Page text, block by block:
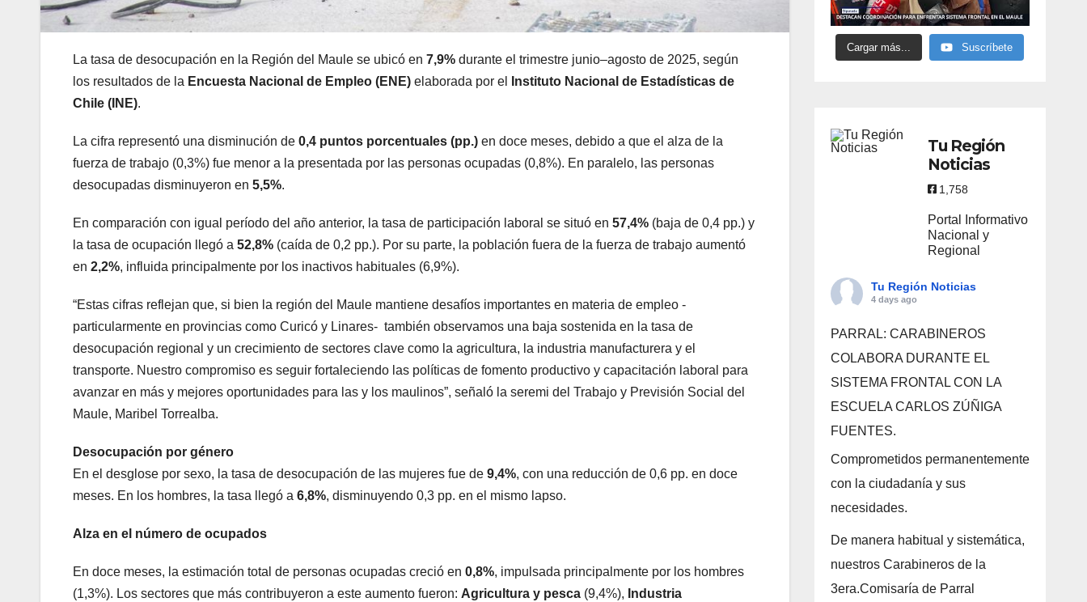
La tasa de desocupación en la Región del Maule se ubicó en 7,9% durante el trimestre junio–agosto de 2025, según
los resultados de la Encuesta Nacional de Empleo (ENE) elaborada por el
Instituto Nacional de Estadísticas de
Chile (INE).
La cifra representó una disminución de 0,4 puntos porcentuales (pp.) en doce meses, debido a que el alza de la
fuerza de trabajo (0,3%) fue menor a la presentada por las personas ocupadas (0,8%). En paralelo, las personas
desocupadas disminuyeron en 5,5%.
En comparación con igual período del año anterior, la tasa de participación laboral se situó en 57,4% (baja de 0,4 pp.) y
la tasa de ocupación llegó a 52,8% (caída de 0,2 pp.). Por su parte, la población fuera de la fuerza de trabajo aumentó
en 2,2%, influida principalmente por los inactivos habituales (6,9%).
“Estas cifras reflejan que, si bien la región del Maule mantiene desafíos importantes en materia de empleo -
particularmente en provincias como Curicó y Linares- también observamos una baja sostenida en la tasa de
desocupación regional y un crecimiento de sectores clave como la agricultura, la industria manufacturera y el
transporte. Nuestro compromiso es seguir fortaleciendo las políticas de fomento productivo y capacitación laboral para
avanzar en más y mejores oportunidades para las y los maulinos”, señaló la seremi del Trabajo y Previsión Social del
Maule, Maribel Torrealba.
Desocupación por género
En el desglose por sexo, la tasa de desocupación de las mujeres fue de 9,4%, con una reducción de 0,6 pp. en doce
meses. En los hombres, la tasa llegó a 6,8%, disminuyendo 0,3 pp. en el mismo lapso.
Alza en el número de ocupados
En doce meses, la estimación total de personas ocupadas creció en 0,8%, impulsada principalmente por los hombres
(1,3%). Los sectores que más contribuyeron a este aumento fueron: Agricultura y pesca (9,4%), Industria
Cargar más... Suscríbete
Tu Región
Noticias
1,758
Portal Informativo
Nacional y
Regional
Tu Región Noticias
4 days ago
PARRAL: CARABINEROS
COLABORA DURANTE EL
SISTEMA FRONTAL CON LA
ESCUELA CARLOS ZÚÑIGA
FUENTES.
Comprometidos permanentemente
con la ciudadanía y sus
necesidades.
De manera habitual y sistemática,
nuestros Carabineros de la
3era.Comisaría de Parral